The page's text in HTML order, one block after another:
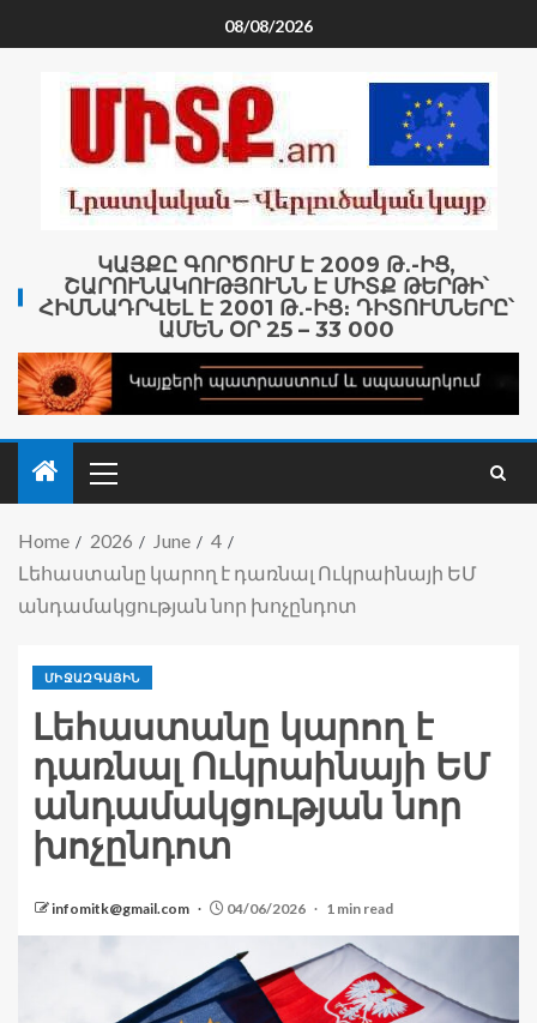
08/08/2026
ԿԱՅՔԸ ԳՈՐԾՈՒՄ Է 2009 Թ․-ԻՑ,
ՇԱՐՈՒՆԱԿՈՒԹՅՈՒՆՆ Է ՄԻՏՔ ԹԵՐԹԻ՝
ՀԻՄՆԱԴՐՎԵԼ Է 2001 Թ․-ԻՑ։ ԴԻՏՈՒՄՆԵՐԸ՝
ԱՄԵՆ ՕՐ 25 – 33 000
Home 2026 June
4
Լեհաստանը կարող է դառնալ Ուկրաինայի ԵՄ
անդամակցության նոր խոչընդոտ
ՄԻՋԱԶԳԱՅԻՆ
Լեհաստանը կարող է
դառնալ Ուկրաինայի ԵՄ
անդամակցության նոր
խոչընդոտ
infomitk@gmail.com 04/06/2026 1 min read